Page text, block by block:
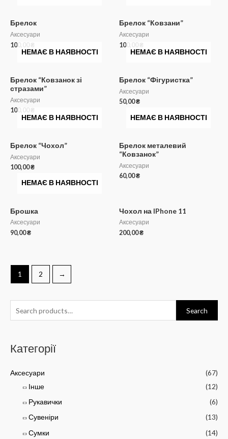
Search
Категорії
Аксесуари
(67)
Інше
(12)
Рукавички
(6)
Сувеніри
(13)
Сумки
(14)
Брелок
Аксесуари
100,00 ₴
Брелок “Ковзани”
Аксесуари
100,00 ₴
НЕМАЄ В НАЯВНОСТІ
Брелок “Ковзанок зі
стразами”
Аксесуари
100,00 ₴
НЕМАЄ В НАЯВНОСТІ
Брелок “Фігуристка”
Аксесуари
50,00₴
НЕМАЄ В НАЯВНОСТІ
Брелок “Чохол”
Аксесуари
100,00₴
НЕМАЄ В НАЯВНОСТІ
Брелок металевий
“Ковзанок”
Аксесуари
60,00₴
НЕМАЄ В НАЯВНОСТІ
Брошка
Аксесуари
90,00₴
Чохол на IPhone 11
Аксесуари
200,00₴
1 2 →